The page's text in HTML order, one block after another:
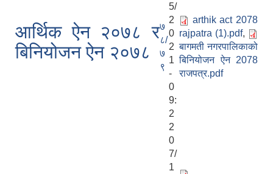
आर्थिक ऐन २०७८ र
बिनियोजन ऐन २०७८
७
८/
७
९
5/
2
0
2
1
-
0
9:
2
2
arthik act 2078
rajpatra (1).pdf,
बागमती नगरपालिकाको
बिनियोजन ऐन 2078
राजपत्र.pdf
0
7/
1